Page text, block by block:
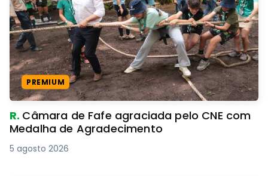
PREMIUM
R. Câmara de Fafe agraciada pelo CNE com
Medalha de Agradecimento
5 agosto 2026